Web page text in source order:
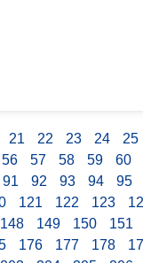
21 22 23 24 25
56 57 58 59 60
91 92 93 94 95
121 122 123
148 149 150 151
176 177 178